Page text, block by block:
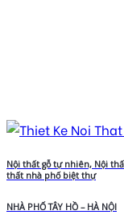
Nội thất gỗ tự nhiên, Nội
thất nhà phố biệt thự
NHÀ PHỐ TÂY HỒ – HÀ NỘI